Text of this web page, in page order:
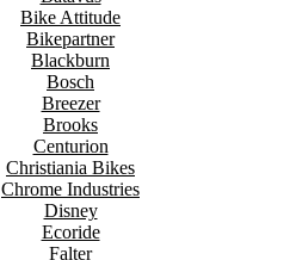
Bike Attitude
Bikepartner
Blackburn
Bosch
Breezer
Brooks
Centurion
Christiania Bikes
Chrome Industries
Disney
Ecoride
Falter